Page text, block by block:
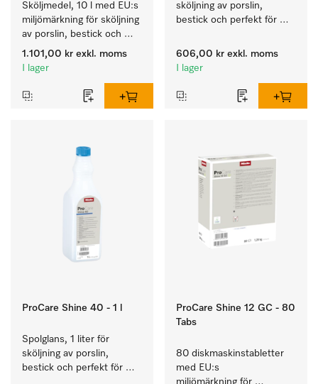
Sköljmedel, 10 l med EU:s
miljömärkning för sköljning
av porslin, bestick och
glas.
1.101,00 kr exkl. moms
I lager
sköljning av porslin,
bestick och perfekt för
606,00 kr exkl. moms
I lager
ProCare Shine 40 - 1 l
Spolglans, 1 liter för
sköljning av porslin,
bestick och perfekt för
ProCare Shine 12 GC - 80
Tabs
80 diskmaskinstabletter
med EU:s
miljömärkning för